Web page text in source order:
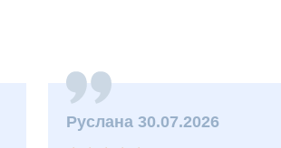
Руслана 30.07.2026